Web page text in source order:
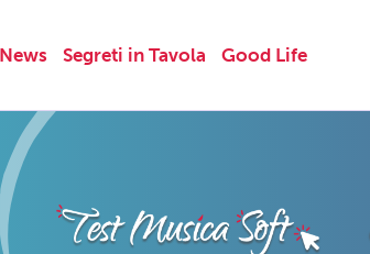
News Segreti in Tavola Good Life